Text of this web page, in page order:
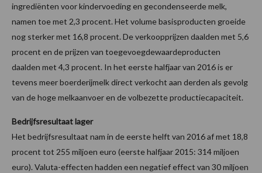
ingrediënten voor kindervoeding en gecondenseerde melk,
namen toe met 2,3 procent. Het volume basisproducten groeide
nog sterker met 16,8 procent. De verkoopprijzen daalden met 5,6
procent en de prijzen van toegevoegdewaardeproducten
daalden met 4,3 procent. In het eerste halfjaar van 2016 is er
tevens meer boerderijmelk direct verkocht aan derden als gevolg
van de hoge melkaanvoer en de volbezette productiecapaciteit.
Bedrijfsresultaat lager
Het bedrijfsresultaat nam in de eerste helft van 2016 af met 18,8
procent tot 255 miljoen euro (eerste halfjaar 2015: 314 miljoen
euro). Valuta-effecten hadden een negatief effect van 30 miljoen